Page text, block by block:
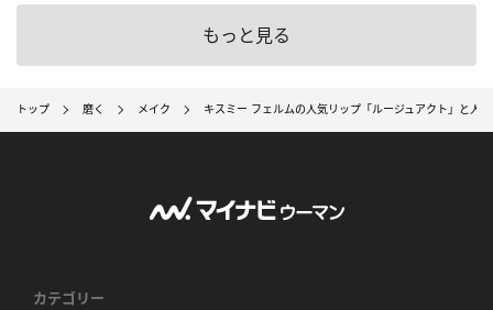
もっと見る
トップ 磨く メイク キスミー フェルムの人気リップ「ルージュアクト」と人
カテゴリー